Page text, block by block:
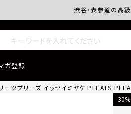
渋谷・表参道の高
ガ登録
ーツプリーズ イッセイミヤケ PLEATS